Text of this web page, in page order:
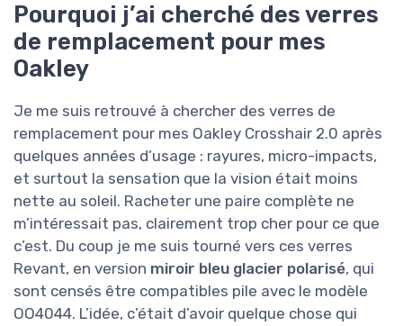
Pourquoi j’ai cherché des verres
de remplacement pour mes
Oakley
Je me suis retrouvé à chercher des verres de
remplacement pour mes Oakley Crosshair 2.0 après
quelques années d’usage : rayures, micro-impacts,
et surtout la sensation que la vision était moins
nette au soleil. Racheter une paire complète ne
m’intéressait pas, clairement trop cher pour ce que
c’est. Du coup je me suis tourné vers ces verres
Revant, en version miroir bleu glacier polarisé, qui
sont censés être compatibles pile avec le modèle
OO4044. L’idée, c’était d’avoir quelque chose qui